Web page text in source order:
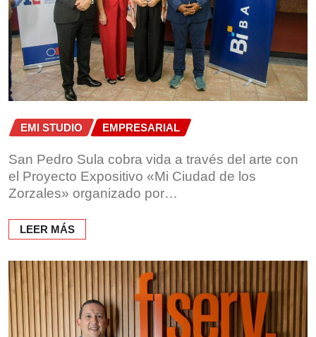
EMI STUDIO EMPRESARIAL
San Pedro Sula cobra vida a través del arte con
el Proyecto Expositivo «Mi Ciudad de los
Zorzales» organizado por…
LEER MÁS